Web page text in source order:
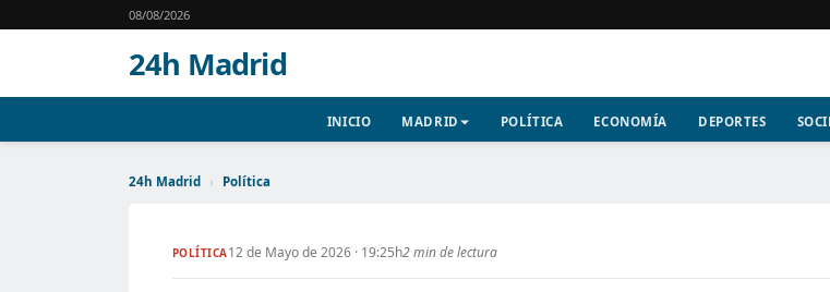
08/08/2026
24h Madrid
INICIO MADRID POLÍTICA ECONOMÍA DEPORTES
24h Madrid › Política
POLÍTICA12 de Mayo de 2026 · 19:25h2 min de lectura